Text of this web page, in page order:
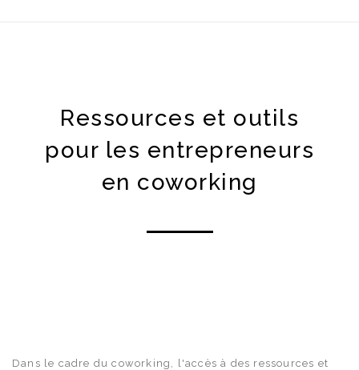
Ressources et outils
pour les entrepreneurs
en coworking
Dans le cadre du coworking, l'accès à des ressources et